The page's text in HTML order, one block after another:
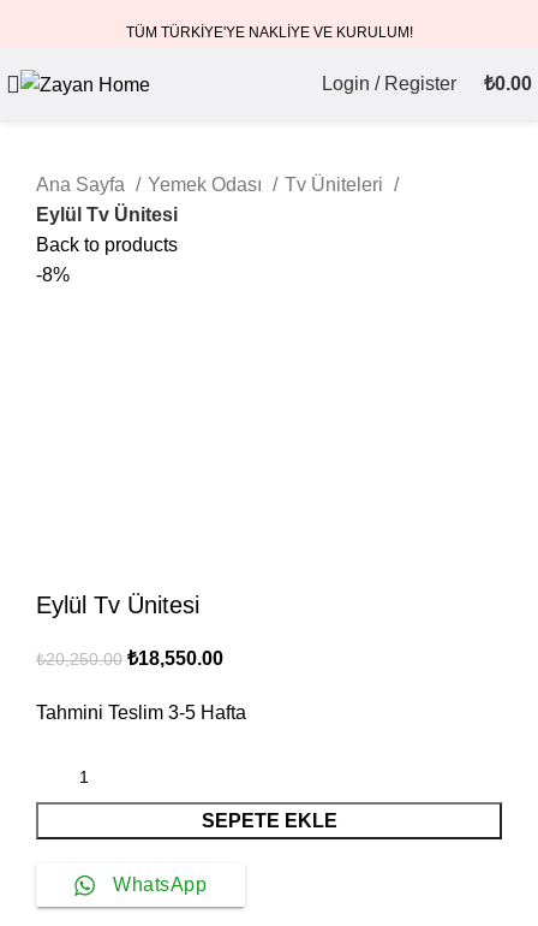
TÜM TÜRKİYE'YE NAKLİYE VE KURULUM!
Login / Register ₺0.00
Ana Sayfa Yemek Odası
Tv Üniteleri
Eylül Tv Ünitesi
Back to products
-8%
Eylül Tv Ünitesi
₺20,250.00 Orijinal
₺20,250.00.
₺18,550.00Şu
fiyat:
Tahmini Teslim 3-5 Hafta
SEPETE EKLE
WhatsApp